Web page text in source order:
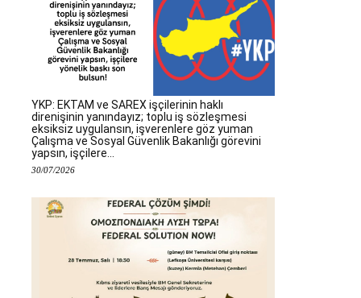
YKP: EKTAM ve SAREX işçilerinin haklı
direnişinin yanındayız; toplu iş sözleşmesi
eksiksiz uygulansın, işverenlere göz yuman
Çalışma ve Sosyal Güvenlik Bakanlığı görevini
yapsın, işçilere...
30/07/2026